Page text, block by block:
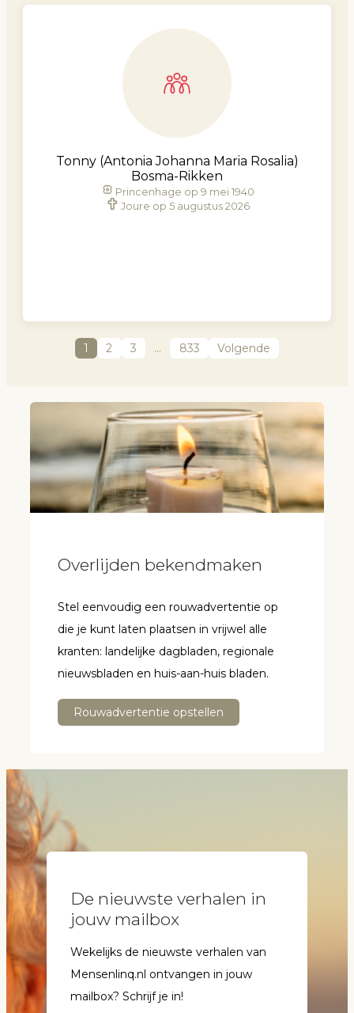
Tonny (Antonia Johanna Maria Rosalia)
Bosma-Rikken
Princenhage op 9 mei 1940
Joure op 5 augustus 2026
1 2 3 … 833 Volgende
Overlijden bekendmaken
Stel eenvoudig een rouwadvertentie op
die je kunt laten plaatsen in vrijwel alle
kranten: landelijke dagbladen, regionale
nieuwsbladen en huis-aan-huis bladen.
Rouwadvertentie opstellen
De nieuwste verhalen in
jouw mailbox
Wekelijks de nieuwste verhalen van
Mensenlinq.nl ontvangen in jouw
mailbox? Schrijf je in!